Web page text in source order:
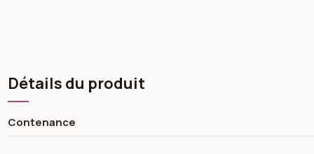
Détails du produit
Contenance